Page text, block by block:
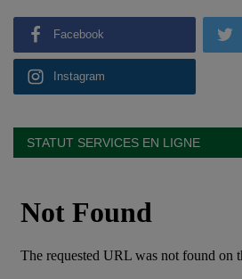
Facebook
Instagram
STATUT SERVICES EN LIGNE